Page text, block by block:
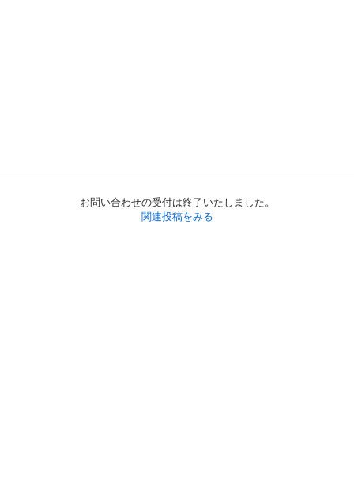
お問い合わせの受付は終了いたしました。
関連投稿をみる